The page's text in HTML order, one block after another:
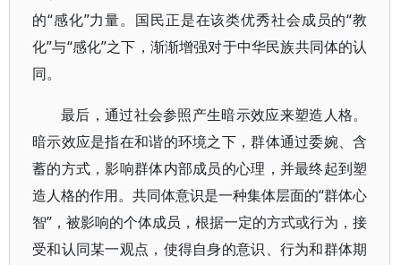
的“感化”力量。国民正是在该类优秀社会成员的“教
化”与“感化”之下，渐渐增强对于中华民族共同体的认
同。
最后，通过社会参照产生暗示效应来塑造人格。
暗示效应是指在和谐的环境之下，群体通过委婉、含
蓄的方式，影响群体内部成员的心理，并最终起到塑
造人格的作用。共同体意识是一种集体层面的“群体心
智”，被影响的个体成员，根据一定的方式或行为，接
受和认同某一观点，使得自身的意识、行为和群体期